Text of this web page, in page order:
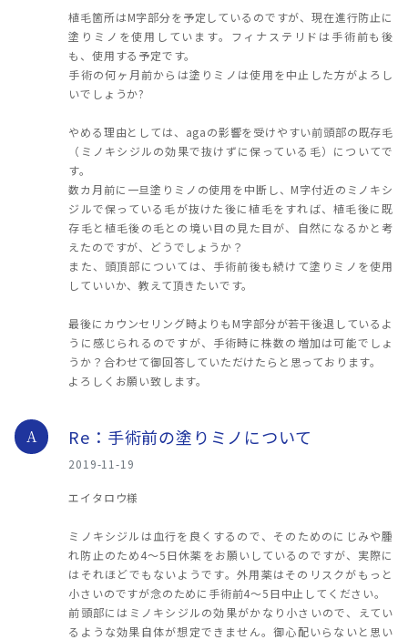
植毛箇所はM字部分を予定しているのですが、現在進行防止に
塗りミノを使用しています。フィナステリドは手術前も後
も、使用する予定です。
手術の何ヶ月前からは塗りミノは使用を中止した方がよろし
いでしょうか?
やめる理由としては、agaの影響を受けやすい前頭部の既存毛
（ミノキシジルの効果で抜けずに保っている毛）についてで
す。
数カ月前に一旦塗りミノの使用を中断し、M字付近のミノキシ
ジルで保っている毛が抜けた後に植毛をすれば、植毛後に既
存毛と植毛後の毛との境い目の見た目が、自然になるかと考
えたのですが、どうでしょうか？
また、頭頂部については、手術前後も続けて塗りミノを使用
していいか、教えて頂きたいです。
最後にカウンセリング時よりもM字部分が若干後退しているよ
うに感じられるのですが、手術時に株数の増加は可能でしょ
うか？合わせて御回答していただけたらと思っております。
よろしくお願い致します。
A Re：手術前の塗りミノについて
2019-11-19
エイタロウ様
ミノキシジルは血行を良くするので、そのためのにじみや腫
れ防止のため4～5日休薬をお願いしているのですが、実際に
はそれほどでもないようです。外用薬はそのリスクがもっと
小さいのですが念のために手術前4～5日中止してください。
前頭部にはミノキシジルの効果がかなり小さいので、えてい
るような効果自体が想定できません。御心配いらないと思い